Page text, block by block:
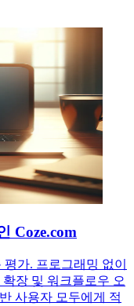
Coze.com
가. 프로그래밍 없이
장 및 워크플로우 오
사용자 모두에게 적